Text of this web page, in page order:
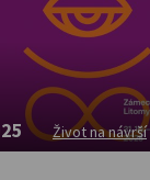
Život na návrší